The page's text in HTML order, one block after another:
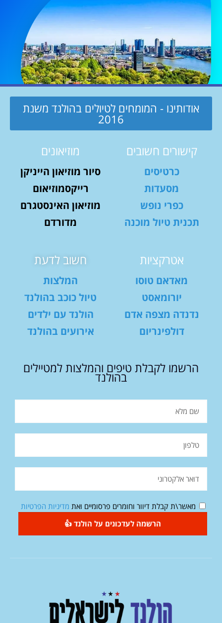
אודותינו - המומחים לטיולים בהולנד משנת
2016
קישורים חשובים
כרטיסים
מסעדות
כפרי נופש
תכנית טיול מוכנה
מוזיאונים
סיור מוזיאון הייניקן
רייקסמוזיאום
מוזיאון האינסטגרם
מדורדם
אטרקציות
מאדאם טוסו
יורומאסט
נדנדה מצפה אדם
דולפינריום
חשוב לדעת
המלצות
טיול כוכב בהולנד
הולנד עם ילדים
אירועים בהולנד
הרשמו לקבלת טיפים והמלצות למטיילים
בהולנד
מאשר\ת קבלת דיוור וחומרים פרסומיים ואת מדיניות הפרטיות
הרשמה לעדכונים על הולנד 👍